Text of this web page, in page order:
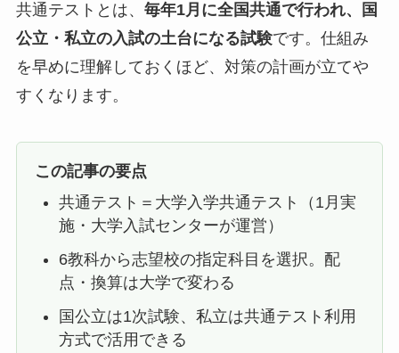
共通テストとは、 毎年1月に全国共通で行われ、国
公立・私立の入試の土台になる試験です。仕組み
を早めに理解しておくほど、対策の計画が立てや
すくなります。
この記事の要点
共通テスト＝大学入学共通テスト（1月実
施・大学入試センターが運営）
6教科から志望校の指定科目を選択。配
点・換算は大学で変わる
国公立は1次試験、私立は共通テスト利用
方式で活用できる